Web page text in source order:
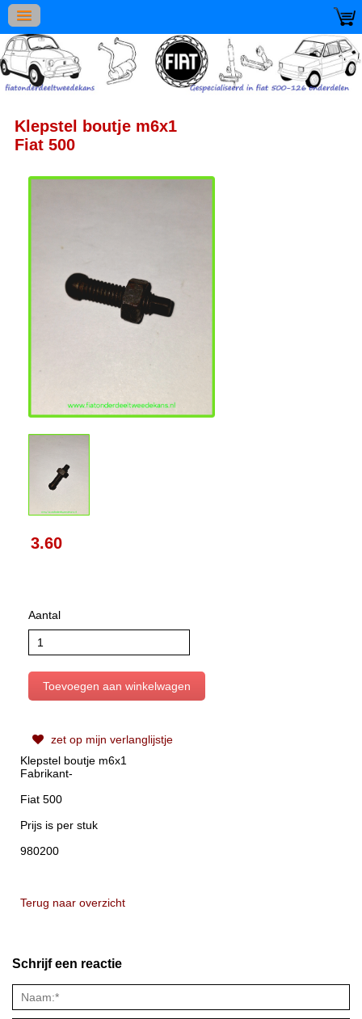
Klepstel boutje m6x1
Fiat 500
3.60
Aantal
zet op mijn verlanglijstje
Klepstel boutje m6x1
Fabrikant-
Fiat 500
Prijs is per stuk
980200
Terug naar overzicht
Schrijf een reactie